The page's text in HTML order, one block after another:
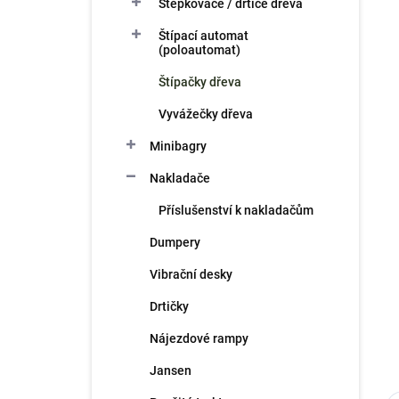
Štěpkovače / drtiče dřeva
Štípací automat
(poloautomat)
Štípačky dřeva
Vyvážečky dřeva
Minibagry
Nakladače
Příslušenství k nakladačům
Dumpery
Vibrační desky
Drtičky
Nájezdové rampy
Jansen